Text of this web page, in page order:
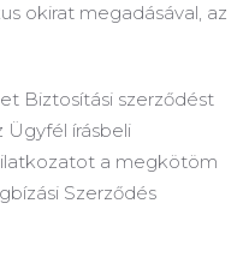
okirat megadásával, az
Biztosítási szerződést
Ügyfél írásbeli
a megkötöm
Szerződés